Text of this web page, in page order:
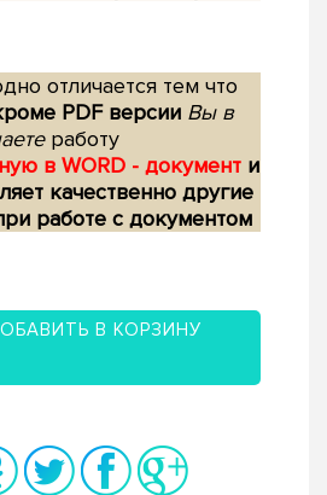
отличается тем что
PDF версии Вы в
работу
в WORD - документ и
качественно другие
работе с документом
В КОРЗИНУ